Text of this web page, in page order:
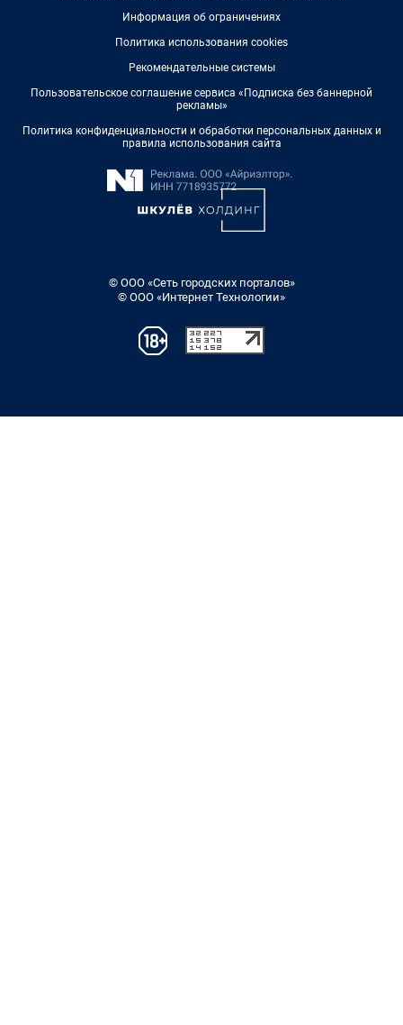
Информация об ограничениях
Политика использования cookies
Рекомендательные системы
Пользовательское соглашение сервиса «Подписка без баннерной
рекламы»
Политика конфиденциальности и обработки персональных данных и
правила использования сайта
© ООО «Сеть городских порталов»
© ООО «Интернет Технологии»